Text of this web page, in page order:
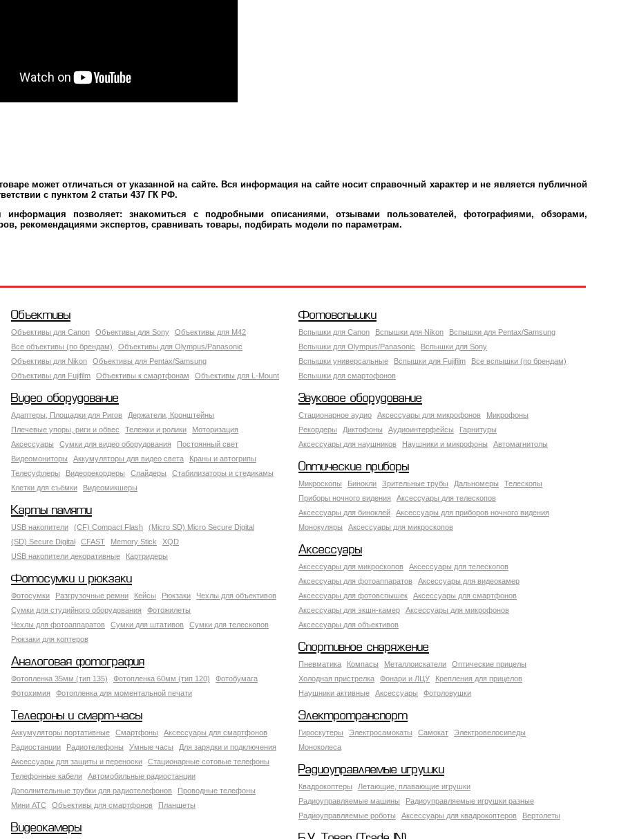
может отличаться от указанной на сайте. Вся информация на сайте носит справочный характер и не является публичной
с пунктом 2 статьи 437 ГК РФ.
информация позволяет: знакомиться с подробными описаниями, отзывами пользователей, фотографиями, обзорами,
рекомендациями экспертов, сравнивать товары, подбирать модели по параметрам.
Объективы
Объективы для Canon Объективы для Sony
Объективы для M42
Все объективы (по брендам)
Объективы для Olympus/Panasonic
Объективы для Nikon
Объективы для Pentax/Samsung
Объективы для Fujifilm
Объективы к смартфонам Объективы для L-Mount
Фотовспышки
Вспышки для Canon Вспышки для Nikon
Вспышки для Pentax/Samsung
Вспышки для Olympus/Panasonic
Вспышки для Sony
Вспышки универсальные
Вспышки для Fujifilm
Все вспышки (по брендам)
Вспышки для смартофонов
Видео оборудование
Адаптеры, Площадки для Ригов
Держатели, Кронштейны
Плечевые упоры, риги и обвес
Тележки и ролики
Моторизация
Аксессуары
Сумки для видео оборудования
Постоянный свет
Видеомониторы
Аккумуляторы для видео света
Краны и автогрипы
Телесуфлеры
Видеорекордеры Слайдеры
Стабилизаторы и стедикамы
Клетки для съёмки
Видеомикшеры
Звуковое оборудование
Стационарное аудио Аксессуары для микрофонов
Микрофоны
Рекордеры
Диктофоны Аудиоинтерфейсы
Гарнитуры
Аксессуары для наушников
Наушники и микрофоны Автомагнитолы
Оптические приборы
Микроскопы Бинокли Зрительные трубы Дальномеры
Телескопы
Приборы ночного видения
Аксессуары для телескопов
Аксессуары для биноклей
Аксессуары для приборов ночного видения
Монокуляры
Аксессуары для микроскопов
Карты памяти
USB накопители (CF) Compact Flash
(Micro SD) Micro Secure Digital
(SD) Secure Digital
CFAST Memory Stick
XQD
USB накопители декоративные
Картридеры Аксессуары
Аксессуары для микроскопов
Аксессуары для телескопов
Аксессуары для фотоаппаратов
Аксессуары для видеокамер
Аксессуары для фотовспышек
Аксессуары для смартфонов
Аксессуары для экшн-камер
Аксессуары для микрофонов
Аксессуары для объективов
Фотосумки и рюкзаки
Фотосумки Разгрузочные ремни Кейсы Рюкзаки
Чехлы для объективов
Сумки для студийного оборудования
Фотожилеты
Чехлы для фотоаппаратов
Сумки для штативов
Сумки для телескопов
Рюкзаки для коптеров
Спортивное снаряжение
Пневматика Компасы Металлоискатели
Оптические прицелы
Холодная пристрелка
Фонари и ЛЦУ
Крепления для прицелов
Наушники активные
Аксессуары Фотоловушки
Аналоговая фотография
Фотопленка 35мм (тип 135) Фотопленка 60мм (тип 120)
Фотобумага
Фотохимия
Фотопленка для моментальной печати
Телефоны и смарт-часы
Аккумуляторы портативные Смартфоны
Аксессуары для смартфонов
Радиостанции
Радиотелефоны Умные часы
Для зарядки и подключения
Аксессуары для защиты и переноски
Стационарные сотовые телефоны
Телефонные кабели
Автомобильные радиостанции
Дополнительные трубки для радиотелефонов
Проводные телефоны
Мини АТС
Объективы для смартфонов Планшеты
Электротранспорт
Гироскутеры Электросамокаты Самокат
Электровелосипеды
Моноколеса
Радиоуправляемые игрушки
Квадрокоптеры
Летающие, плавающие игрушки
Радиоуправляемые машины
Радиоуправляемые игрушки разные
Радиоуправляемые роботы
Аксессуары для квадрокоптеров Вертолеты
Видеокамеры